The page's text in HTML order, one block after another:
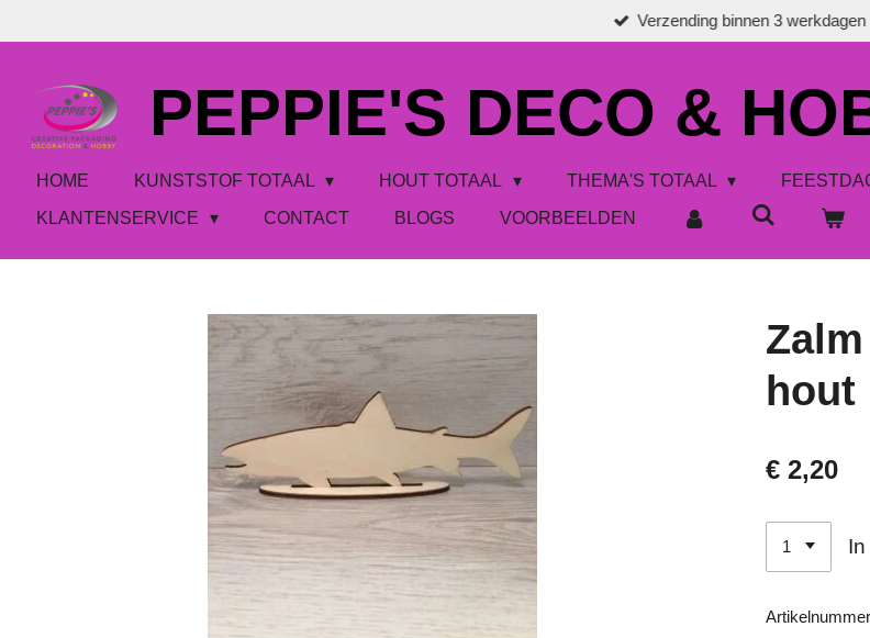
direct
hoofdinhoud
Verzending binnen 3 werkdagen
PEPPIE'S DECO &
HOME KUNSTSTOF TOTAAL HOUT TOTAAL THEMA'S TOTAAL
KLANTENSERVICE
CONTACT BLOGS VOORBEELDEN
hout
€ 2,20